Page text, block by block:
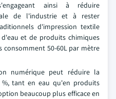
ainsi à réduire
de l'industrie et à rester
d'impression textile
et de produits chimiques
50-60L par mètre
numérique peut réduire la
tant en eau qu'en produits
beaucoup plus efficace en